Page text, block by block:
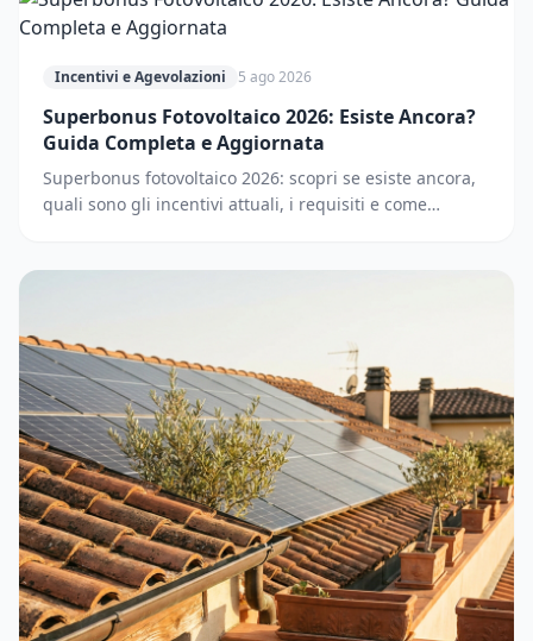
Incentivi e Agevolazioni 5 ago 2026
Superbonus Fotovoltaico 2026: Esiste Ancora?
Guida Completa e Aggiornata
Superbonus fotovoltaico 2026: scopri se esiste ancora,
quali sono gli incentivi attuali, i requisiti e come